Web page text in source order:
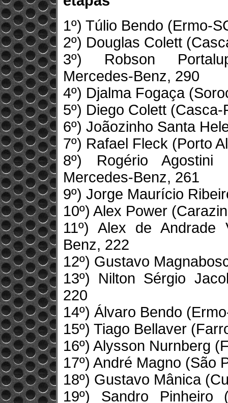
1º) Túlio Bendo (Ermo-
2º) Douglas Colett
3º) Robson
Mercedes-Benz, 290
4º) Djalma Fogaça
5º) Diego Colett
6º) Joãozinho Santa
7º) Rafael Fleck (Porto
8º) Rogério
Mercedes-Benz, 261
9º) Jorge Maurício
10º) Alex Power
11º) Alex de Andrade
Benz, 222
12º) Gustavo
13º) Nilton Sérgio
220
14º) Álvaro Bendo
15º) Tiago Bellaver
16º) Alysson Nurnberg
17º) André Magno (São
18º) Gustavo Mânica
19º) Sandro Pinheiro